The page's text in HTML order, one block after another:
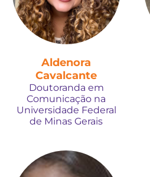
Aldenora
Cavalcante
Doutoranda em
Comunicação na
Universidade Federal
de Minas Gerais